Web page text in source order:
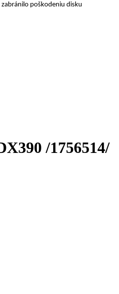
poškodeniu disku
/1756514/